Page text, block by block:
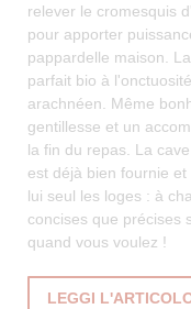
relever le cromesquis
pour apporter
pappardelle maison.
parfait bio à
arachnéen. Même
gentillesse et un
la fin du repas. La
est déjà bien fournie
lui seul les loges : à
concises que précises
quand vous voulez !
LEGGI